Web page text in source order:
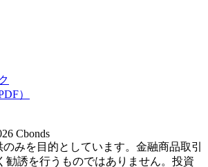
）
Cbonds
みを目的としています。金融商品取引
勧誘を行うものではありません。投資